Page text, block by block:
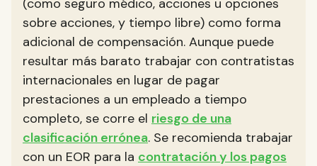
(como seguro médico, acciones u opciones
sobre acciones, y tiempo libre) como forma
adicional de compensación. Aunque puede
resultar más barato trabajar con contratistas
internacionales en lugar de pagar
prestaciones a un empleado a tiempo
completo, se corre el riesgo de una
clasificación errónea. Se recomienda trabajar
con un EOR para la contratación y los pagos